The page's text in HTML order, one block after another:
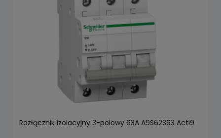
Rozłącznik izolacyjny 3-polowy 63A A9S62363 Acti9